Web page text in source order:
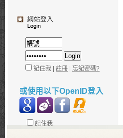
記住我 | 註冊 | 忘記密碼?
或使用以下OpenID登入
記住我